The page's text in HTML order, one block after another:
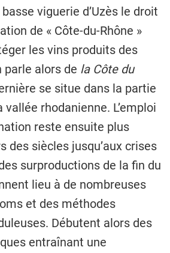
viguerie d’Uzès le droit
de « Côte-du-Rhône »
les vins produits des
parle alors de la Côte du
se situe dans la partie
rhodanienne. L’emploi
reste ensuite plus
des siècles jusqu’aux crises
surproductions de la fin du
lieu à de nombreuses
et des méthodes
Débutent alors des
entraînant une